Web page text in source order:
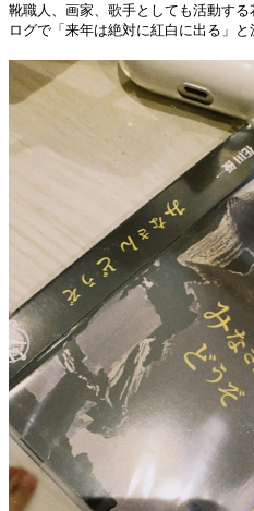
靴職人、画家、歌手としても活動す
ログで「来年は絶対に紅白に出る」と